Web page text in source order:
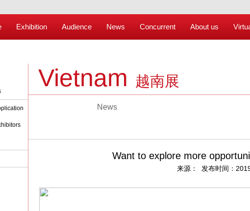
Exhibition Audience News Concurrent About us
Vietnam 越南展
News
Want to explore more
来源： 发布时间：